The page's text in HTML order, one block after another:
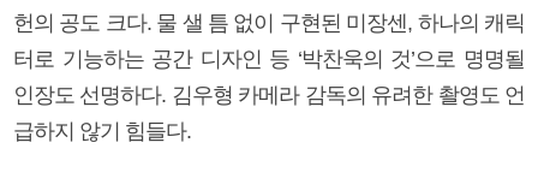
헌의 공도 크다. 물 샐 틈 없이 구현된 미장센, 하나의 캐릭
터로 기능하는 공간 디자인 등 ‘박찬욱의 것’으로 명명될
인장도 선명하다. 김우형 카메라 감독의 유려한 촬영도 언
급하지 않기 힘들다.